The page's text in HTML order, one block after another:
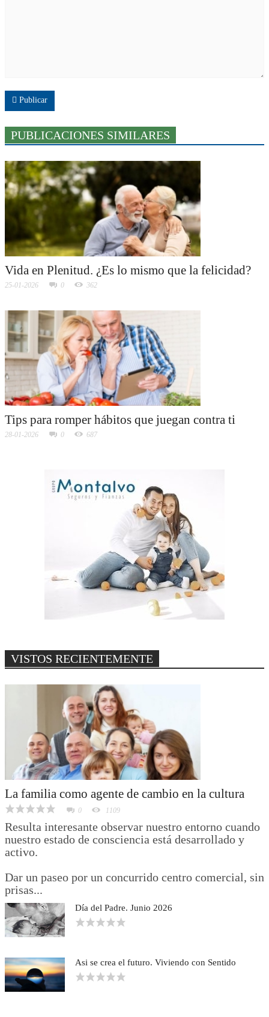
Publicar
PUBLICACIONES SIMILARES
Vida en Plenitud. ¿Es lo mismo que la felicidad?
25-01-2026 0 362
Tips para romper hábitos que juegan contra ti
28-01-2026 0 687
VISTOS RECIENTEMENTE
La familia como agente de cambio en la cultura
0 1109
Resulta interesante observar nuestro entorno cuando
nuestro estado de consciencia está desarrollado y
activo.
Dar un paseo por un concurrido centro comercial, sin
prisas...
Día del Padre. Junio 2026
Asi se crea el futuro. Viviendo con Sentido